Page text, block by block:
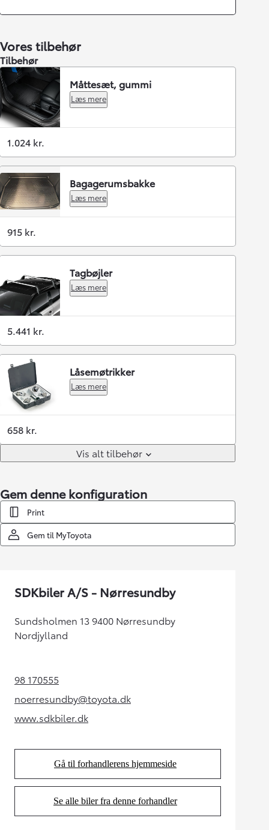
Vores tilbehør
Tilbehør
Måttesæt, gummi
Læs mere
1.024 kr.
Bagagerumsbakke
Læs mere
915 kr.
Tagbøjler
Læs mere
5.441 kr.
Låsemøtrikker
Læs mere
658 kr.
Vis alt tilbehør
Gem denne konfiguration
Print
Gem til MyToyota
SDKbiler A/S - Nørresundby
Sundsholmen 13 9400 Nørresundby
Nordjylland
98 170555(Opens in new tab)
noerresundby@toyota.dk
(Opens in new tab)
www.sdkbiler.dk(Opens in new tab)
Gå til forhandlerens hjemmeside
(Opens in new tab)
Se alle biler fra denne forhandler
(Opens in new tab)